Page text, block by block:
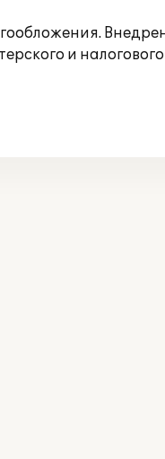
и налогового